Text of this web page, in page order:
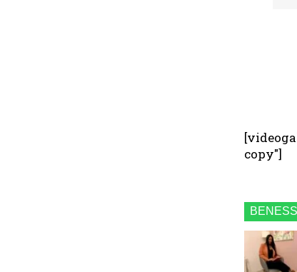
copy"]